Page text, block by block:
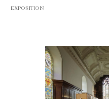
EXPOSITION